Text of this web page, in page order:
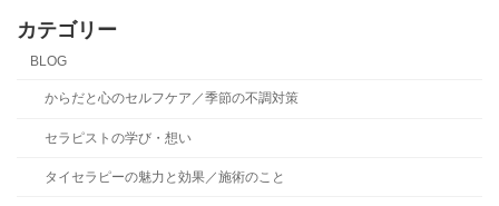
カテゴリー
BLOG
からだと心のセルフケア／季節の不調対策
セラピストの学び・想い
タイセラピーの魅力と効果／施術のこと